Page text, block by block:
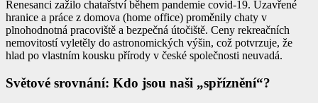
Renesanci zažilo chatařství během pandemie covid-19. Uzavřené
hranice a práce z domova (home office) proměnily chaty v
plnohodnotná pracoviště a bezpečná útočiště. Ceny rekreačních
nemovitostí vyletěly do astronomických výšin, což potvrzuje, že
hlad po vlastním kousku přírody v české společnosti neuvadá.
Světové srovnání: Kdo jsou naši „spříznění“?